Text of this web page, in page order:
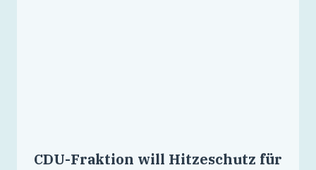
CDU-Fraktion will Hitzeschutz für